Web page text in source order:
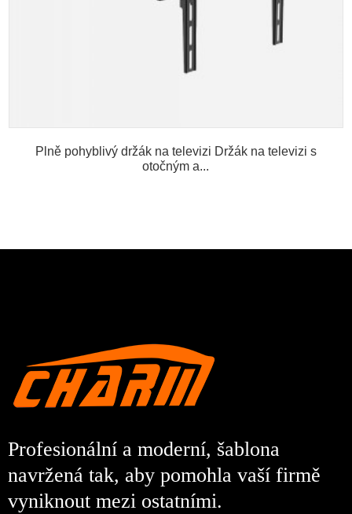
Plně pohyblivý držák na televizi Držák na televizi s
otočným a...
Profesionální a moderní, šablona
navržená tak, aby pomohla vaší firmě
vyniknout mezi ostatními.